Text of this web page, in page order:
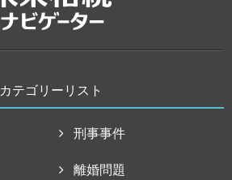
カテゴリーリスト
刑事事件
離婚問題